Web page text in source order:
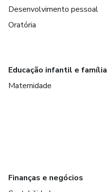
Desenvolvimento pessoal
Oratória
Educação infantil e família
Maternidade
Finanças e negócios